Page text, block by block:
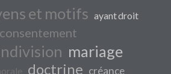
et motifs ayant droit
consentement
mariage
doctrine créance